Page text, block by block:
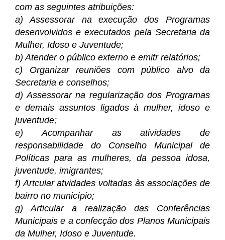
com as seguintes atribuições:
a) Assessorar na execução dos Programas
desenvolvidos e executados pela Secretaria da
Mulher, Idoso e Juventude;
b) Atender o público externo e emitr relatórios;
c) Organizar reuniões com público alvo da
Secretaria e conselhos;
d) Assessorar na regularização dos Programas
e demais assuntos ligados à mulher, idoso e
juventude;
e) Acompanhar as atividades de
responsabilidade do Conselho Municipal de
Políticas para as mulheres, da pessoa idosa,
juventude, imigrantes;
f) Artcular atvidades voltadas às associações de
bairro no município;
g) Articular a realização das Conferências
Municipais e a confecção dos Planos Municipais
da Mulher, Idoso e Juventude.